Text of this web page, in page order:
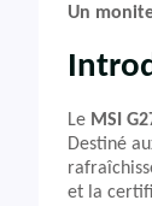
Un
Le MSI
Destiné
et la